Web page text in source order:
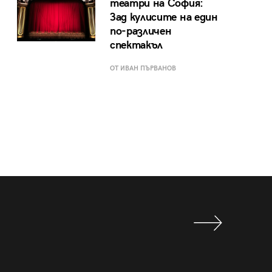
театри на София:
Зад кулисите на един
по-различен
спектакъл
ОТ ИВАН ПЪРВАНОВ